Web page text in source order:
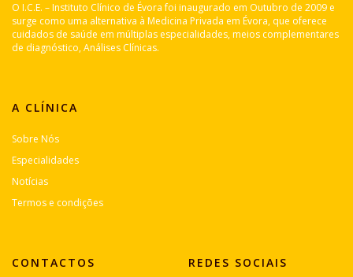
O I.C.E. – Instituto Clínico de Évora foi inaugurado em Outubro de 2009 e
surge como uma alternativa à Medicina Privada em Évora, que oferece
cuidados de saúde em múltiplas especialidades, meios complementares
de diagnóstico, Análises Clínicas.
A CLÍNICA
Sobre Nós
Especialidades
Notícias
Termos e condições
CONTACTOS REDES SOCIAIS